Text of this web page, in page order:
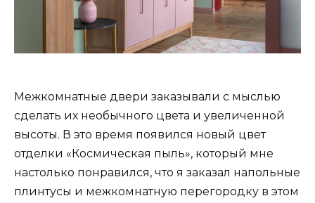
Межкомнатные двери заказывали с мыслью
сделать их необычного цвета и увеличенной
высоты. В это время появился новый цвет
отделки «Космическая пыль», который мне
настолько понравился, что я заказал напольные
плинтусы и межкомнатную перегородку в этом